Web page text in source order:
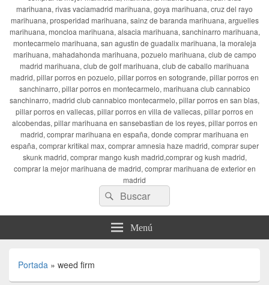
marihuana, rivas vaciamadrid marihuana, goya marihuana, cruz del rayo
marihuana, prosperidad marihuana, sainz de baranda marihuana, arguelles
marihuana, moncloa marihuana, alsacia marihuana, sanchinarro marihuana,
montecarmelo marihuana, san agustin de guadalix marihuana, la moraleja
marihuana, mahadahonda marihuana, pozuelo marihuana, club de campo
madrid marihuana, club de golf marihuana, club de caballo marihuana
madrid, pillar porros en pozuelo, pillar porros en sotogrande, pillar porros en
sanchinarro, pillar porros en montecarmelo, marihuana club cannabico
sanchinarro, madrid club cannabico montecarmelo, pillar porros en san blas,
pillar porros en vallecas, pillar porros en villa de vallecas, pillar porros en
alcobendas, pillar marihuana en sansebastian de los reyes, pillar porros en
madrid, comprar marihuana en españa, donde comprar marihuana en
españa, comprar kritikal max, comprar amnesia haze madrid, comprar super
skunk madrid, comprar mango kush madrid,comprar og kush madrid,
comprar la mejor marihuana de madrid, comprar marihuana de exterior en
madrid
Buscar
por:
Buscar
Menú
Portada » weed firm